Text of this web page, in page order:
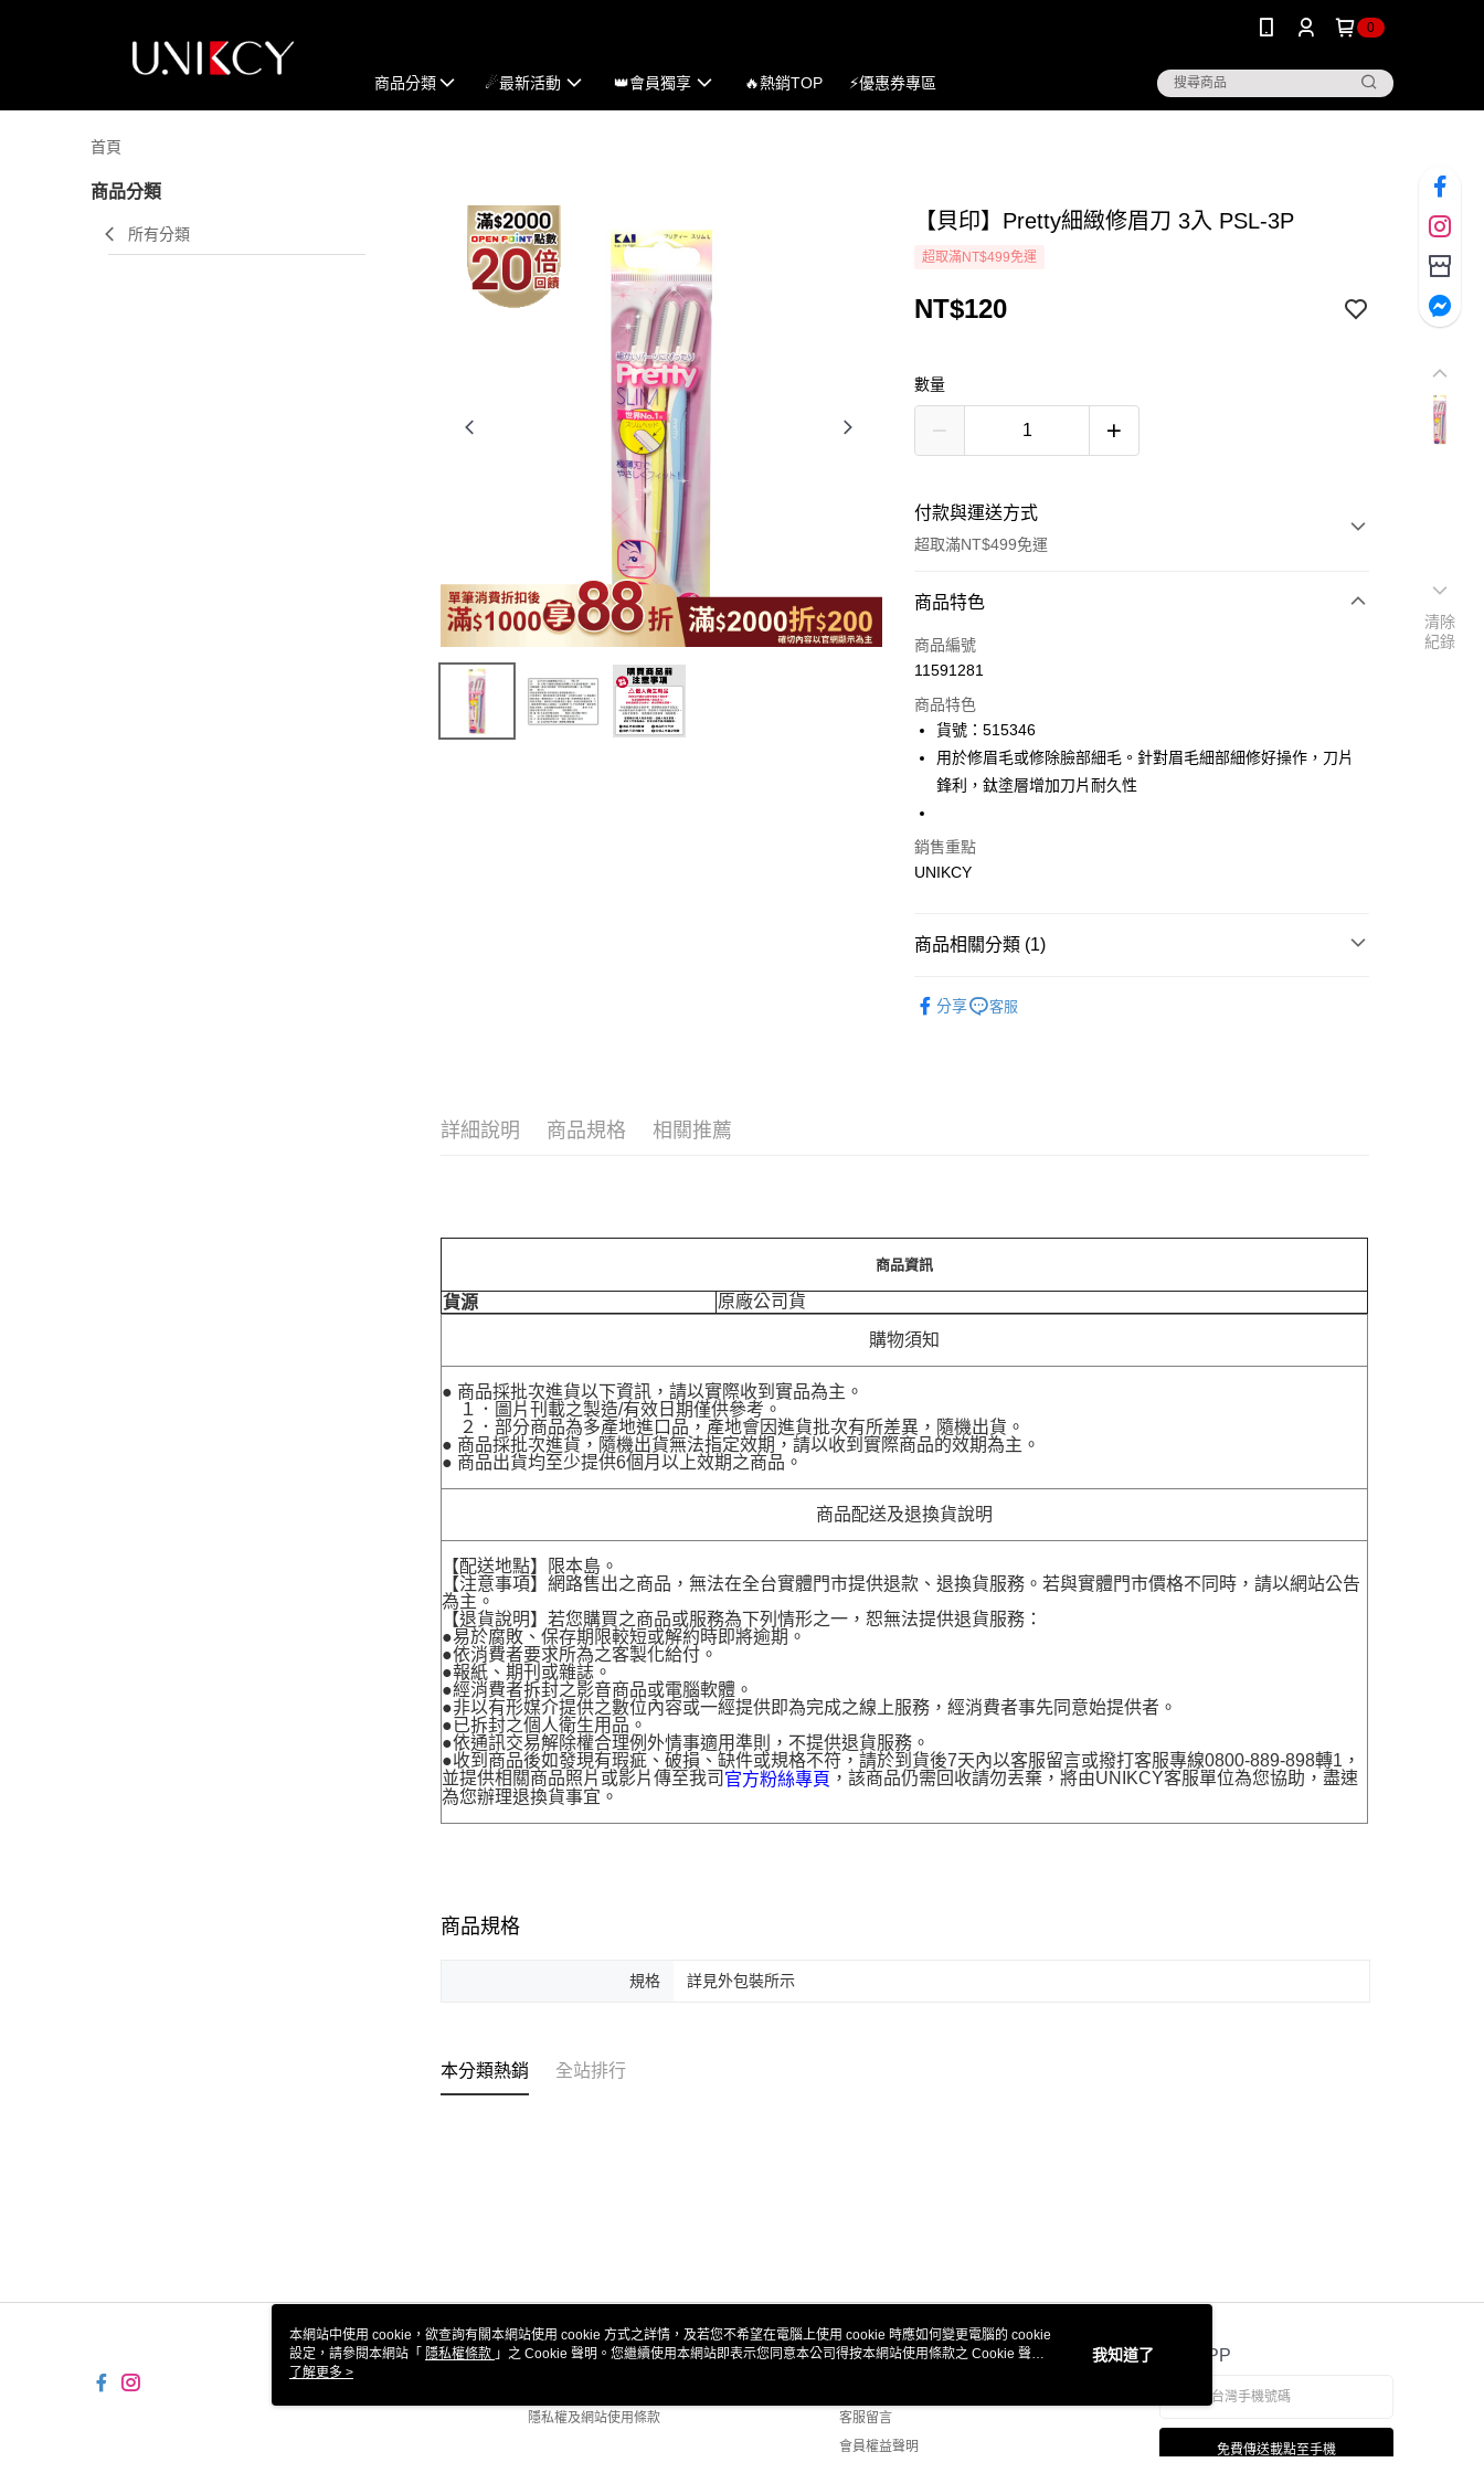
0
商品分類 ☄最新活動 👑會員獨享 🔥熱銷TOP ⚡優惠券專區
首頁
商品分類
所有分類
【貝印】Pretty細緻修眉刀 3入 PSL-3P
超取滿NT$499免運
NT$120
數量
付款與運送方式
超取滿NT$499免運
付款方式
icash Pay
超商取貨付款
LINE Pay
街口支付
運送方式
商品特色
商品編號
11591281
商品特色
貨號：515346
用於修眉毛或修除臉部細毛。針對眉毛細部細修好操作，刀片
鋒利，鈦塗層增加刀片耐久性
銷售重點
UNIKCY
商品相關分類 (1)
分享
客服
詳細說明 商品規格 相關推薦
商品資訊
貨源 原廠公司貨
購物須知
● 商品採批次進貨以下資訊，請以實際收到實品為主。
１．圖片刊載之製造/有效日期僅供參考。
２．部分商品為多產地進口品，產地會因進貨批次有所差異，隨機出貨。
● 商品採批次進貨，隨機出貨無法指定效期，請以收到實際商品的效期為主。
● 商品出貨均至少提供6個月以上效期之商品。
商品配送及退換貨說明
【配送地點】限本島。
【注意事項】網路售出之商品，無法在全台實體門市提供退款、退換貨服務。若與實體門市價格不同時，請以網站公告
為主。
【退貨說明】若您購買之商品或服務為下列情形之一，恕無法提供退貨服務：
●易於腐敗、保存期限較短或解約時即將逾期。
●依消費者要求所為之客製化給付。
●報紙、期刊或雜誌。
●經消費者拆封之影音商品或電腦軟體。
●非以有形媒介提供之數位內容或一經提供即為完成之線上服務，經消費者事先同意始提供者。
●已拆封之個人衛生用品。
●依通訊交易解除權合理例外情事適用準則，不提供退貨服務。
●收到商品後如發現有瑕疵、破損、缺件或規格不符，請於到貨後7天內以客服留言或撥打客服專線0800-889-898轉1，
並提供相關商品照片或影片傳至我司 官方粉絲專頁 ，該商品仍需回收請勿丟棄，將由UNIKCY客服單位為您協助，盡速
為您辦理退換貨事宜。
商品規格
規格 詳見外包裝所示
本分類熱銷 全站排行
關於我們
隱私權及網站使用條款
客服資訊
客服留言
會員權益聲明
官方APP
免費傳送載點至手機
清除
紀錄
本網站中使用 cookie，欲查詢有關本網站使用 cookie 方式之詳情，及若您不希望在電腦上使用 cookie 時應如何變更電腦的 cookie
設定，請參閱本網站「 隱私權條款 」之 Cookie 聲明。您繼續使用本網站即表示您同意本公司得按本網站使用條款之 Cookie 聲明
使用 cookie。
了解更多 >
我知道了